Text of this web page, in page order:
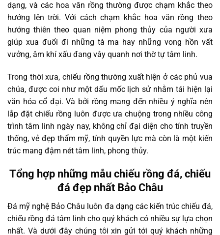
dạng, và các hoa văn rồng thường được chạm khắc theo
hướng lên trời. Với cách chạm khắc hoa văn rồng theo
hướng thiên theo quan niệm phong thủy của người xưa
giúp xua đuổi đi những tà ma hay những vong hồn vất
vưởng, âm khí xấu đang vây quanh nơi thờ tự tâm linh.
Trong thời xưa, chiếu rồng thường xuất hiện ở các phủ vua
chúa, được coi như một dấu mốc lịch sử nhằm tái hiện lại
văn hóa cổ đại. Và bởi rồng mang đến nhiều ý nghĩa nên
lắp đặt chiếu rồng luôn được ưa chuộng trong nhiều công
trình tâm linh ngày nay, không chỉ đại diện cho tính truyền
thống, vẻ đẹp thẩm mỹ, tính quyền lực mà còn là một kiến
trúc mang đậm nét tâm linh, phong thủy.
Tổng hợp những mẫu chiếu rồng đá, chiếu
đá đẹp nhất Bảo Châu
Đá mỹ nghệ Bảo Châu luôn đa dạng các kiến trúc chiếu đá,
chiếu rồng đá tâm linh cho quý khách có nhiều sự lựa chọn
nhất. Và dưới đây chúng tôi xin gửi tới quý khách những